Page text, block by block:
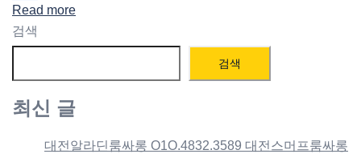
Share
Read more
검색
검색
최신 글
대전알라딘룸싸롱 O1O.4832.3589 대전스머프룸싸롱